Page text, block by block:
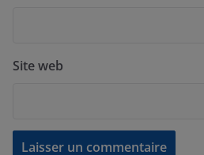
Site web